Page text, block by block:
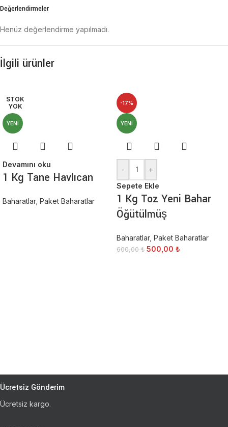
Değerlendirmeler
Henüz değerlendirme yapılmadı.
İlgili ürünler
STOK
YOK
YENI
Devamını oku
1 Kg Tane Havlıcan
Baharatlar, Paket Baharatlar
-17%
YENI
-
+
Sepete Ekle
1 Kg Toz Yeni Bahar
Öğütülmüş
Baharatlar, Paket Baharatlar
600,00₺ 500,00 ₺
Ücretsiz Gönderim
Ücretsiz kargo.